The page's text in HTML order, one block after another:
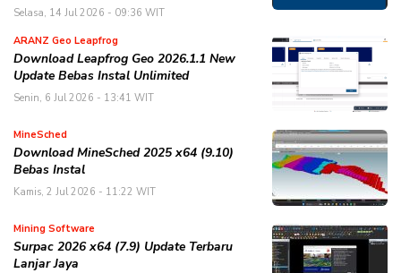
Selasa, 14 Jul 2026 - 09:36 WIT
ARANZ Geo Leapfrog
Download Leapfrog Geo 2026.1.1 New
Update Bebas Instal Unlimited
Senin, 6 Jul 2026 - 13:41 WIT
MineSched
Download MineSched 2025 x64 (9.10)
Bebas Instal
Kamis, 2 Jul 2026 - 11:22 WIT
Mining Software
Surpac 2026 x64 (7.9) Update Terbaru
Lanjar Jaya